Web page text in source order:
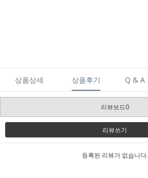
상품상세 상품후기 Q & A
리뷰보드0
리뷰쓰기
등록된 리뷰가 없습니다.